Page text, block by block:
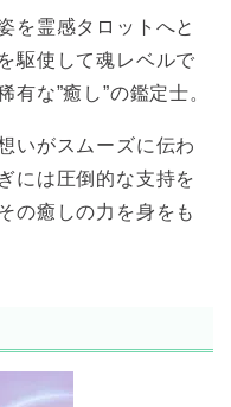
を霊感タロットへと
駆使して魂レベルで
な”癒し”の鑑定士。
いがスムーズに伝わ
には圧倒的な支持を
の癒しの力を身をも